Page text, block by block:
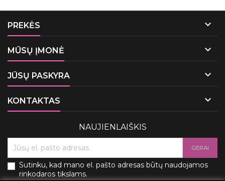
PREKĖS 
MŪSŲ ĮMONĖ 
JŪSŲ PASKYRA 
KONTAKTAS 
NAUJIENLAIŠKIS
Sutinku, kad mano el. pašto adresas būtų naudojamos
rinkodaros tikslams.